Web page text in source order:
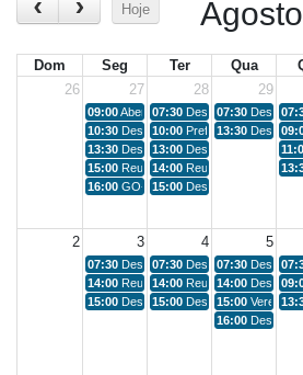
Hoje
Dom Seg Ter Qua
26
27 28 29
09:00Abertura SIPAT
07:30 Despacho Internos
07:30
10:30 Despacho Internos
10:00 Prefeito e
13:30
13:30 Despacho Internos
13:00 Despacho Internos
15:00 Reunião FAEG
14:00 Reunião com Mosaic
16:00 GO-060 Vistoria
15:00 Despacho Internos
2 3 4 5
07:30 Despacho Internos
07:30 Despacho Internos
07:30
14:00 Reunião sobre Acesso GO-162/
14:00 Reunião Procurador
14:00
15:00 Despacho Internos
15:00 Despacho Internos
15:00
16:00